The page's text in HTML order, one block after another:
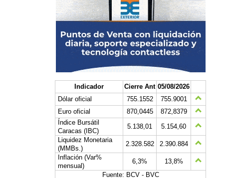
Indicador Cierre Ant 05/08/2026
Dólar oficial
755.1552
755.9001
Euro oficial
870,0445
872,8379
Índice Bursátil
Caracas (IBC)
5.138,01
5.154,60
Liquidez Monetaria
(MMBs.)
2.328.582
2.390.884
Inflación (Var%
mensual)
6,3%
13,8%
Fuente: BCV - BVC